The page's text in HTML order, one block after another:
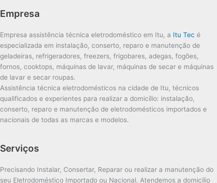
Empresa
Empresa assistência técnica eletrodoméstico em Itu, a Itu Tec é
especializada em instalação, conserto, reparo e manutenção de
geladeiras, refrigeradores, freezers, frigobares, adegas, fogões,
fornos, cooktops, máquinas de lavar, máquinas de secar e máquinas
de lavar e secar roupas.
Assistência técnica eletrodomésticos na cidade de Itu, técnicos
qualificados e experientes para realizar a domicílio: instalação,
conserto, reparo e manutenção de eletrodomésticos importados e
nacionais de todas as marcas e modelos.
Serviços
Precisando Instalar, Consertar, Reparar ou realizar a manutenção do
seu Eletrodoméstico Importado ou Nacional. Atendemos a domicílio